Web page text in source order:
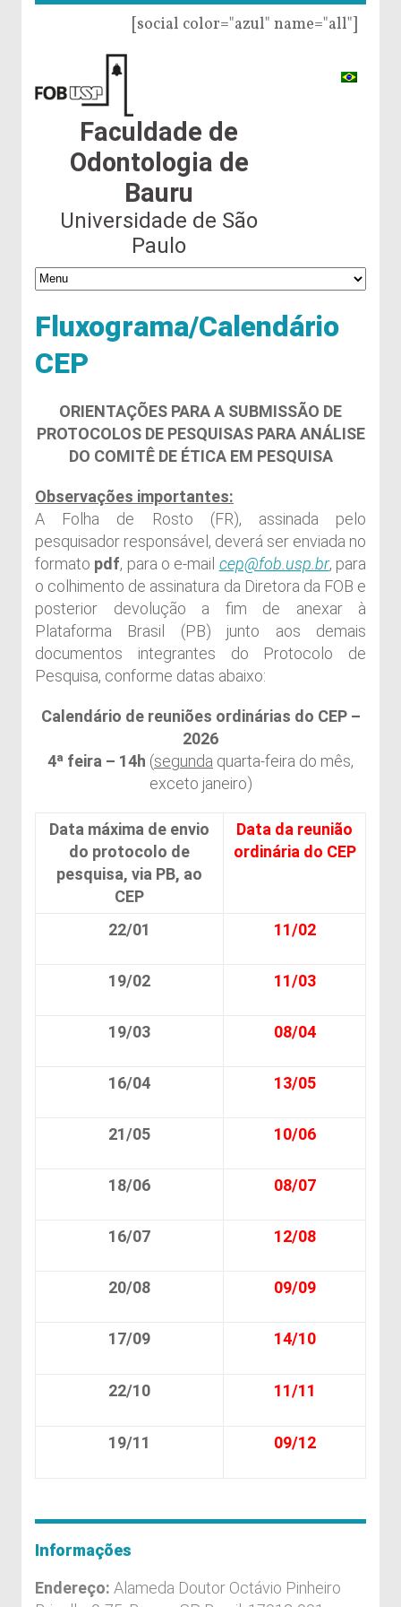
[social color="azul" name="all"]
Faculdade de
Odontologia de
Bauru
Universidade de São
Paulo
Fluxograma/Calendário
CEP
ORIENTAÇÕES PARA A SUBMISSÃO DE
PROTOCOLOS DE PESQUISAS PARA ANÁLISE
DO COMITÊ DE ÉTICA EM PESQUISA
Observações importantes:
A Folha de Rosto (FR), assinada pelo
pesquisador responsável, deverá ser enviada no
formato pdf, para o e-mail cep@fob.usp.br, para
o colhimento de assinatura da Diretora da FOB e
posterior devolução a fim de anexar à
Plataforma Brasil (PB) junto aos demais
documentos integrantes do Protocolo de
Pesquisa, conforme datas abaixo:
Calendário de reuniões ordinárias do CEP –
2026
4ª feira – 14h (segunda quarta-feira do mês,
exceto janeiro)
Data máxima de envio
do protocolo de
pesquisa, via PB, ao
CEP
Data da reunião
ordinária do CEP
22/01 11/02
19/02 11/03
19/03 08/04
16/04 13/05
21/05 10/06
18/06 08/07
16/07 12/08
20/08 09/09
17/09 14/10
22/10 11/11
19/11 09/12
Informações
Endereço: Alameda Doutor Octávio Pinheiro